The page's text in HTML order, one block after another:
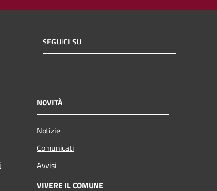
SEGUICI SU
NOVITÀ
Notizie
Comunicati
Avvisi
VIVERE IL COMUNE